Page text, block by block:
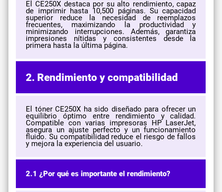
El CE250X destaca por su alto rendimiento, capaz
de imprimir hasta 10,500 páginas. Su capacidad
superior reduce la necesidad de reemplazos
frecuentes, maximizando la productividad y
minimizando interrupciones. Además, garantiza
impresiones nítidas y consistentes desde la
primera hasta la última página.
2. Rendimiento y compatibilidad
El tóner CE250X ha sido diseñado para ofrecer un
equilibrio óptimo entre rendimiento y calidad.
Compatible con varias impresoras HP LaserJet,
asegura un ajuste perfecto y un funcionamiento
fluido. Su compatibilidad reduce el riesgo de fallos
y mejora la experiencia del usuario.
2.1 ¿Por qué es importante el rendimiento?